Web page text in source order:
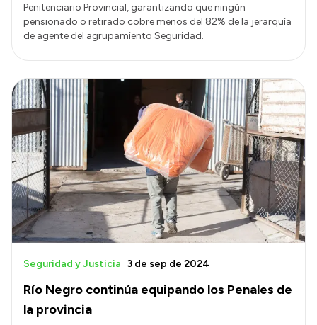
Penitenciario Provincial, garantizando que ningún
pensionado o retirado cobre menos del 82% de la jerarquía
de agente del agrupamiento Seguridad.
Río Negro continúa equipando los Penales de
la provincia
Seguridad y Justicia 3 de sep de 2024